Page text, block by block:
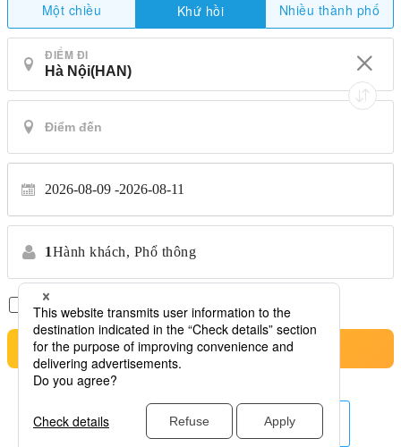
Một chiều Khứ hồi Nhiều thành phố
ĐIỂM ĐI
2026-08-09 2026-08-11
1Hành khách, Phổ thông
Chỉ có chuyến bay thẳng *Không chuyển nhượng
Tìm kiếm
hãng hàng không khác ở đây.